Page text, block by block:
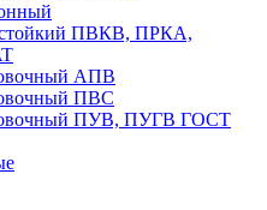
ПВКВ, ПРКА,
АПВ
ПВС
ПУВ, ПУГВ ГОСТ